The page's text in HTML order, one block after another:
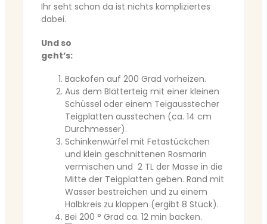
Ihr seht schon da ist nichts kompliziertes
dabei.
Und so
Backofen auf 200 Grad vorheizen.
Aus dem Blätterteig mit einer kleinen
Schüssel oder einem Teigausstecher
Teigplatten ausstechen (ca. 14 cm
Durchmesser).
Schinkenwürfel mit Fetastückchen
und klein geschnittenen Rosmarin
vermischen und 2 TL der Masse in die
Mitte der Teigplatten geben. Rand mit
Wasser bestreichen und zu einem
Halbkreis zu klappen (ergibt 8 Stück).
Bei 200 ° Grad ca. 12 min backen.